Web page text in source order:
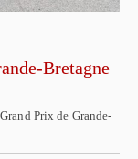
Bretagne
Prix de Grande-